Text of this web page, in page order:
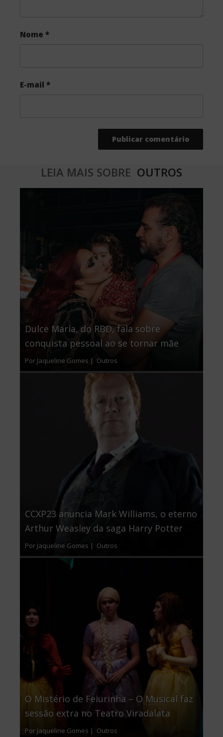
Nome *
E-mail *
LEIA MAIS SOBRE OUTROS
Dulce María, do RBD, fala sobre
conquista pessoal ao se tornar mãe
Por Jaqueline Gomes | Outros
CCXP23 anuncia Mark Williams, o eterno
Arthur Weasley da saga Harry Potter
Por Jaqueline Gomes | Outros
O Mistério de Feiurinha – O Musical faz
sessão extra no Teatro Viradalata
Por Jaqueline Gomes | Outros